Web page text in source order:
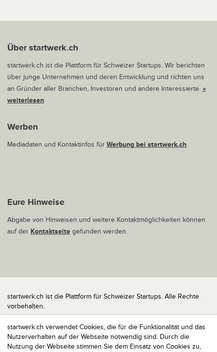
startwerk.ch verwendet Cookies, die für die Funktionalität und das
Nutzerverhalten auf der Webseite notwendig sind. Durch die
Nutzung der Webseite stimmen Sie dem Einsatz von Cookies zu,
Über startwerk.ch
startwerk.ch ist die Plattform für Schweizer Startups. Wir berichten
über junge Unternehmen und deren Entwicklung und richten uns
an Gründer aller Branchen, Investoren und andere Interessierte. »
weiterlesen
Werben
Mediadaten und Kontaktinfos für Werbung bei startwerk.ch
Eure Hinweise
Abgabe von Hinweisen und weitere Kontaktmöglichkeiten können
auf der Kontaktseite gefunden werden.
startwerk.ch ist die Plattform für Schweizer Startups. Alle Rechte
vorbehalten.
Impressum
Kontakt
nach oben